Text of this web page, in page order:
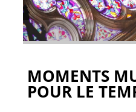
MOMENTS
POUR LE